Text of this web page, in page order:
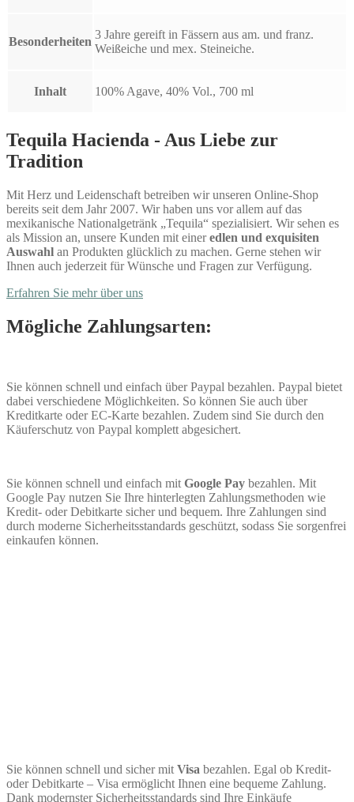
Besonderheiten
3 Jahre gereift in Fässern aus am. und franz.
Weißeiche und mex. Steineiche.
Inhalt 100% Agave, 40% Vol., 700 ml
Tequila Hacienda - Aus Liebe zur
Tradition
Mit Herz und Leidenschaft betreiben wir unseren Online-Shop
bereits seit dem Jahr 2007. Wir haben uns vor allem auf das
mexikanische Nationalgetränk „Tequila“ spezialisiert. Wir sehen es
als Mission an, unsere Kunden mit eineredlen und exquisiten
Auswahl an Produkten glücklich zu machen. Gerne stehen wir
Ihnen auch jederzeit für Wünsche und Fragen zur Verfügung.
Erfahren Sie mehr über uns
Mögliche Zahlungsarten:
Sie können schnell und einfach über Paypal bezahlen. Paypal bietet
dabei verschiedene Möglichkeiten. So können Sie auch über
Kreditkarte oder EC-Karte bezahlen. Zudem sind Sie durch den
Käuferschutz von Paypal komplett abgesichert.
Sie können schnell und einfach mit Google Pay bezahlen. Mit
Google Pay nutzen Sie Ihre hinterlegten Zahlungsmethoden wie
Kredit- oder Debitkarte sicher und bequem. Ihre Zahlungen sind
durch moderne Sicherheitsstandards geschützt, sodass Sie sorgenfrei
einkaufen können.
Sie können schnell und sicher mit Visa bezahlen. Egal ob Kredit-
oder Debitkarte – Visa ermöglicht Ihnen eine bequeme Zahlung.
Dank modernster Sicherheitsstandards sind Ihre Einkäufe